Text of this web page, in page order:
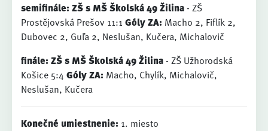
semifinále: ZŠ s MŠ Školská 49 Žilina- ZŠ
Prostějovská Prešov 11:1 Góly ZA: Macho 2, Fiflík 2,
Dubovec 2, Guľa 2, Neslušan, Kučera, Michalovič
finále: ZŠ s MŠ Školská 49 Žilina- ZŠ Užhorodská
Košice 5:4 Góly ZA: Macho, Chylík, Michalovič,
Neslušan, Kučera
Konečné umiestnenie: 1. miesto